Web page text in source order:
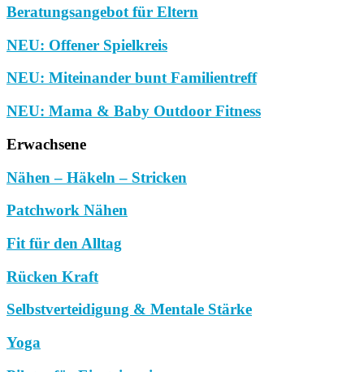
Beratungsangebot für Eltern
NEU: Offener Spielkreis
NEU: Miteinander bunt Familientreff
NEU: Mama & Baby Outdoor Fitness
Erwachsene
Nähen – Häkeln – Stricken
Patchwork Nähen
Fit für den Alltag
Rücken Kraft
Selbstverteidigung & Mentale Stärke
Yoga